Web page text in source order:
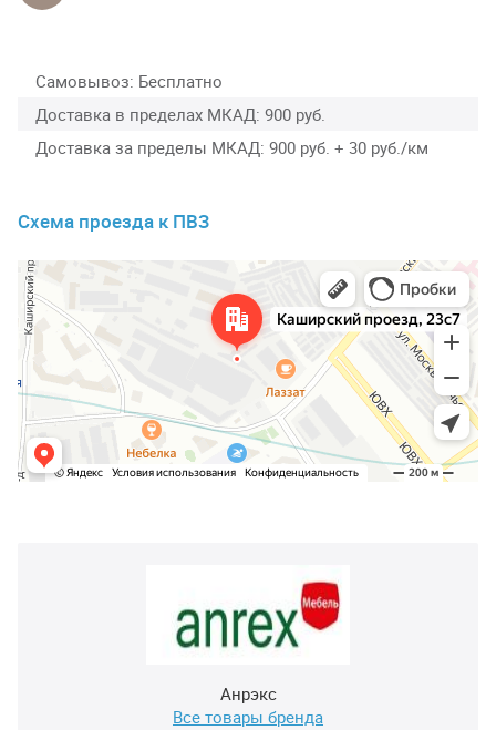
Самовывоз Бесплатно
Доставка в пределах МКАД 900 руб.
Доставка за пределы МКАД 900 руб. + 30 руб./км
Схема проезда к ПВЗ
Анрэкс
Все товары бренда